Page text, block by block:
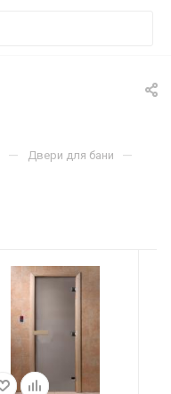
— Двери для бани —